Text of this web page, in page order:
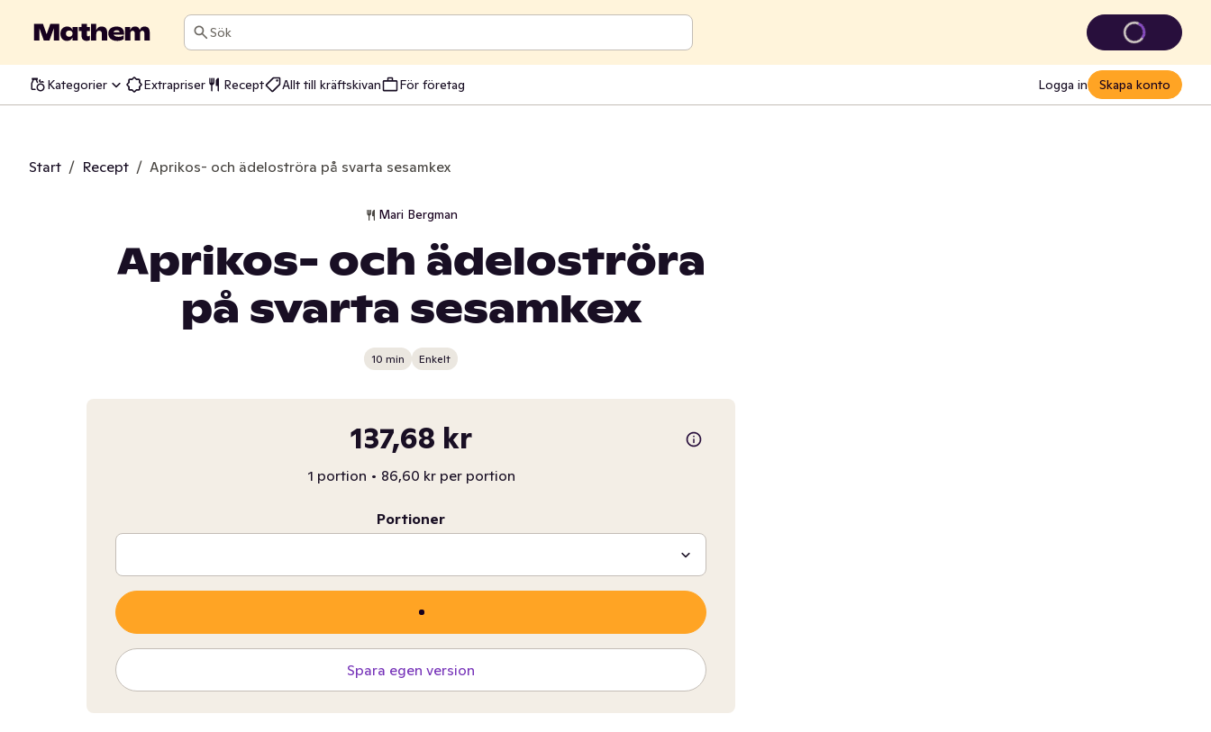
Sök
Kategorier Extrapriser Recept Allt till kräftskivan För företag Logga in Skapa konto
Start / Recept / Aprikos- och ädeloströra på svarta sesamkex
Mari Bergman
Aprikos- och ädeloströra
på svarta sesamkex
10 min Enkelt
137,68 kr
1 portion • 86,60 kr per portion
Portioner
Spara egen version